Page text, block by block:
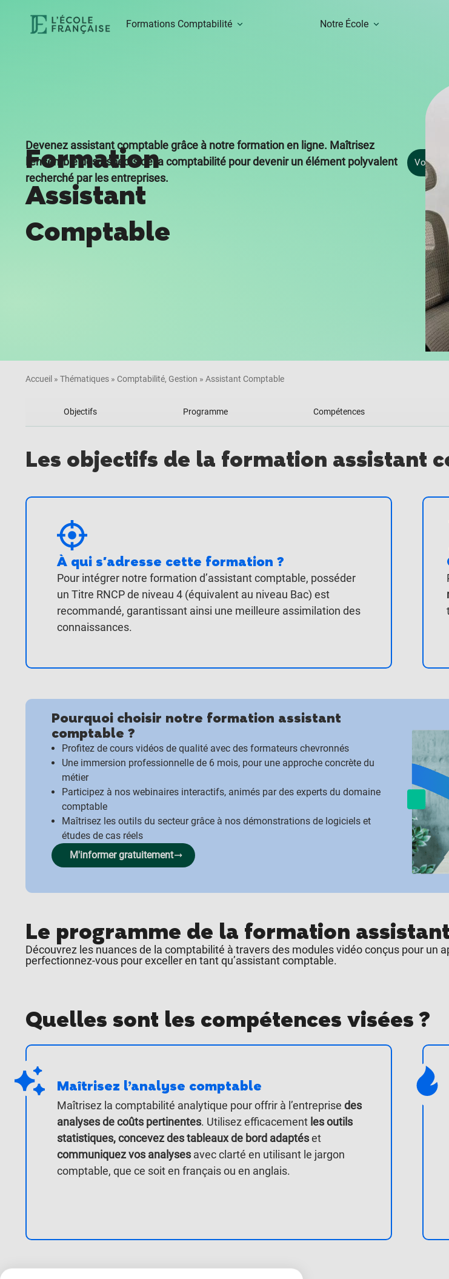
Formations Comptabilité Notre École
Formation
Assistant
Comptable
Devenez assistant comptable grâce à notre formation en ligne. Maîtrisez
l’ensemble des aspects de la comptabilité pour devenir un élément polyvalent
recherché par les entreprises.
Voir la
Accueil » Thématiques » Comptabilité, Gestion » Assistant Comptable
Objectifs Programme Compétences
Les objectifs de la formation assistant
À qui s'adresse cette formation ?
Pour intégrer notre formation d’assistant comptable, posséder
un Titre RNCP de niveau 4 (équivalent au niveau Bac) est
recommandé, garantissant ainsi une meilleure assimilation des
connaissances.
Pourquoi choisir notre formation assistant
comptable ?​
Profitez de cours vidéos de qualité avec des formateurs chevronnés
Une immersion professionnelle de 6 mois, pour une approche concrète du
métier
Participez à nos webinaires interactifs, animés par des experts du domaine
comptable
Maîtrisez les outils du secteur grâce à nos démonstrations de logiciels et
études de cas réels
M'informer gratuitement
Le programme de la formation
Découvrez les nuances de la comptabilité à travers des modules vidéo conçus pour un
perfectionnez-vous pour exceller en tant qu’assistant comptable.
Quelles sont les compétences visées ? ​
Maîtrisez l’analyse comptable
Maîtrisez la comptabilité analytique pour offrir à l’entreprisedes
analyses de coûts pertinentes. Utilisez efficacement les outils
statistiques, concevez des tableaux de bord adaptéset
communiquez vos analyses avec clarté en utilisant le jargon
comptable, que ce soit en français ou en anglais.